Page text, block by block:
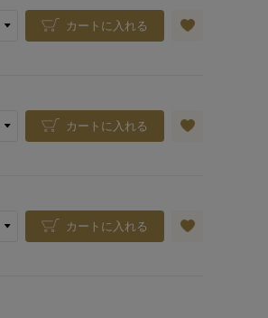
カートに入れる
カートに入れる
カートに入れる